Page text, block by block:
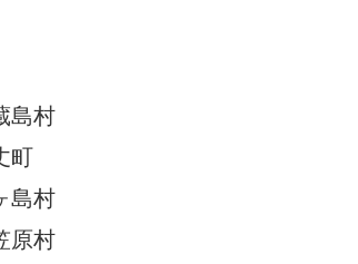
島村
町
島村
原村